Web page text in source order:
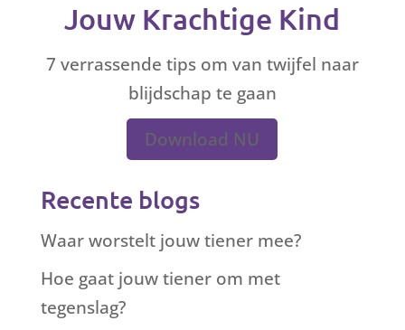
Jouw Krachtige Kind
7 verrassende tips om van twijfel naar
blijdschap te gaan
Download NU
Recente blogs
Waar worstelt jouw tiener mee?
Hoe gaat jouw tiener om met
tegenslag?